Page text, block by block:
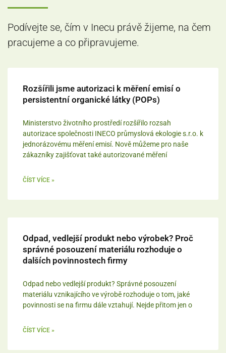
Podívejte se, čím v Inecu právě žijeme, na čem
pracujeme a co připravujeme.
Rozšířili jsme autorizaci k měření emisí o
persistentní organické látky (POPs)
Ministerstvo životního prostředí rozšířilo rozsah
autorizace společnosti INECO průmyslová ekologie s.r.o. k
jednorázovému měření emisí. Nově můžeme pro naše
zákazníky zajišťovat také autorizované měření
ČÍST VÍCE »
Odpad, vedlejší produkt nebo výrobek? Proč
správné posouzení materiálu rozhoduje o
dalších povinnostech firmy
Odpad nebo vedlejší produkt? Správné posouzení
materiálu vznikajícího ve výrobě rozhoduje o tom, jaké
povinnosti se na firmu dále vztahují. Nejde přitom jen o
ČÍST VÍCE »